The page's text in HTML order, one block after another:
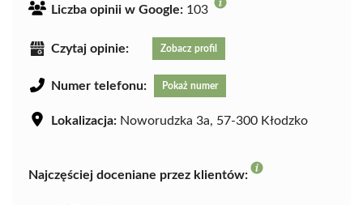
Liczba opinii w Google: 103
Czytaj opinie: Zobacz profil
Numer telefonu: Pokaż numer
Lokalizacja: Noworudzka 3a, 57-300 Kłodzko
Najczęściej doceniane przez klientów: